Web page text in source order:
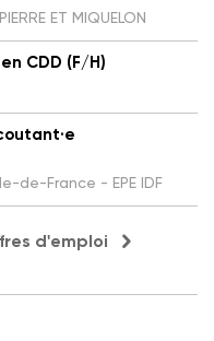
ET MIQUELON
CDD (F/H)
de-France - EPE IDF
d'emploi